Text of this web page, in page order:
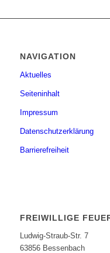
NAVIGATION
Aktuelles
Seiteninhalt
Impressum
Datenschutzerklärung
Barrierefreiheit
FREIWILLIGE
Ludwig-Straub-Str. 7
63856 Bessenbach